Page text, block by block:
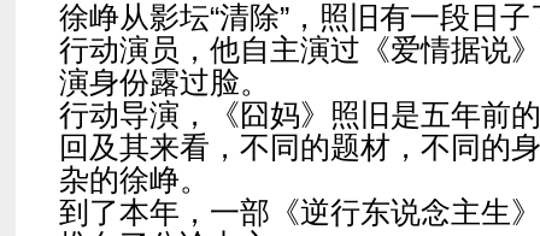
徐峥从影坛“清除”，照旧有一段日子
行动演员，他自主演过《爱情据说
演身份露过脸。
行动导演，《囧妈》照旧是五年前
回及其来看，不同的题材，不同的
杂的徐峥。
到了本年，一部《逆行东说念主生